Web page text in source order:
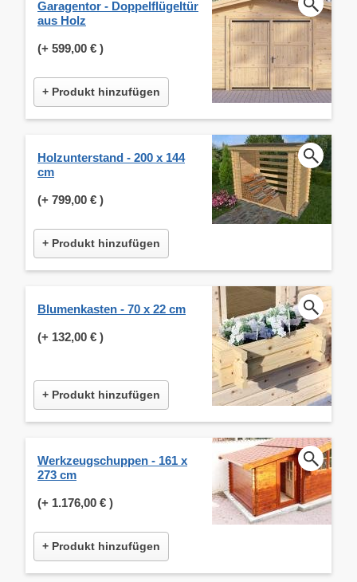
Garagentor - Doppelflügeltür
aus Holz
(+ 599,00 € )
+ Produkt hinzufügen
Holzunterstand - 200 x 144
cm
(+ 799,00 € )
+ Produkt hinzufügen
Blumenkasten - 70 x 22 cm
(+ 132,00 € )
+ Produkt hinzufügen
Werkzeugschuppen - 161 x
273 cm
(+ 1.176,00 € )
+ Produkt hinzufügen